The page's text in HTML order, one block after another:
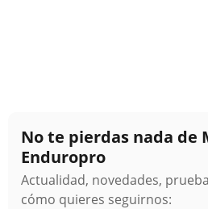
No te pierdas nada de
Enduropro
Actualidad, novedades,
cómo quieres seguirnos: